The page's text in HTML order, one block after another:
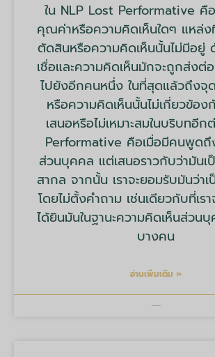
ใน NLP Lost Performative คื
คุณค่าหรือความคิดเห็นใดๆ แหล่ง
ตัดสินหรือความคิดเห็นนั้นไม่มีอยู่
เชื่อและความคิดเห็นมักจะถูกส่งต่
ไปยังอีกคนหนึ่ง ในที่สุดแล้วถึงจุ
หรือความคิดเห็นนั้นไม่เกี่ยวข้อ
เสนอหรือไม่เหมาะสมในบริบทอี
Performative คือเมื่อมีคนพูดถึ
ส่วนบุคคล แต่เสนอราวกับว่ามันเ
สากล จากนั้น เราจะยอมรับมันว่า
โดยไม่ตั้งคำถาม เช่นเดียวกับที่เรา
ได้ยินมันในฐานะความคิดเห็นส่วน
บางคน
อ่านเพิ่มเติม »